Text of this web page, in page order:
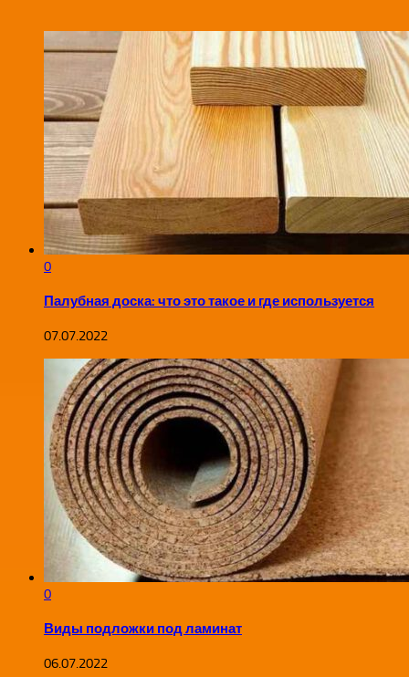
0
Палубная доска: что это такое и где используется
07.07.2022
0
Виды подложки под ламинат
06.07.2022